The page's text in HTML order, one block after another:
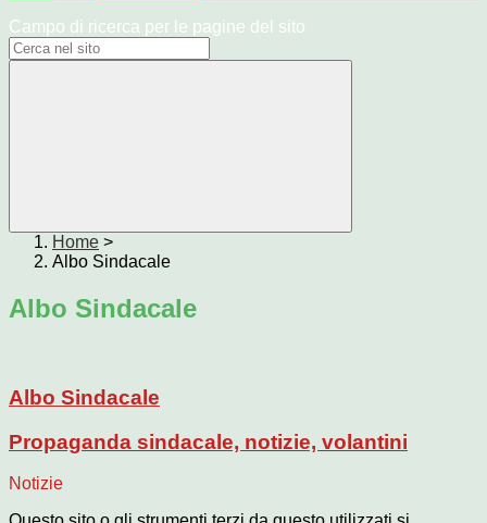
Campo di ricerca per le pagine del sito
Home >
Albo Sindacale
Albo Sindacale
Albo Sindacale
Propaganda sindacale, notizie, volantini
Notizie